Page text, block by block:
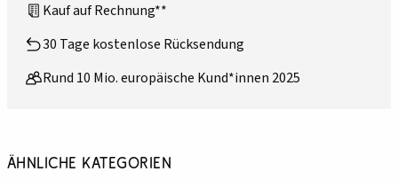
Kauf auf Rechnung**
30 Tage kostenlose Rücksendung
Rund 10 Mio. europäische Kund*innen 2025
Ähnliche Kategorien